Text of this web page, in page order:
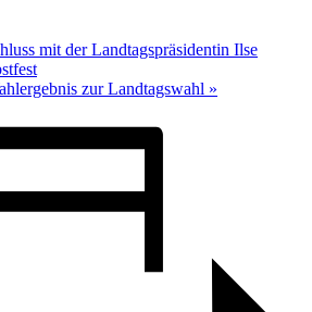
mit der Landtagspräsidentin Ilse
zur Landtagswahl »